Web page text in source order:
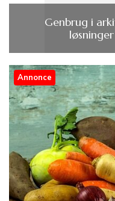
Genbrug i
Annonce